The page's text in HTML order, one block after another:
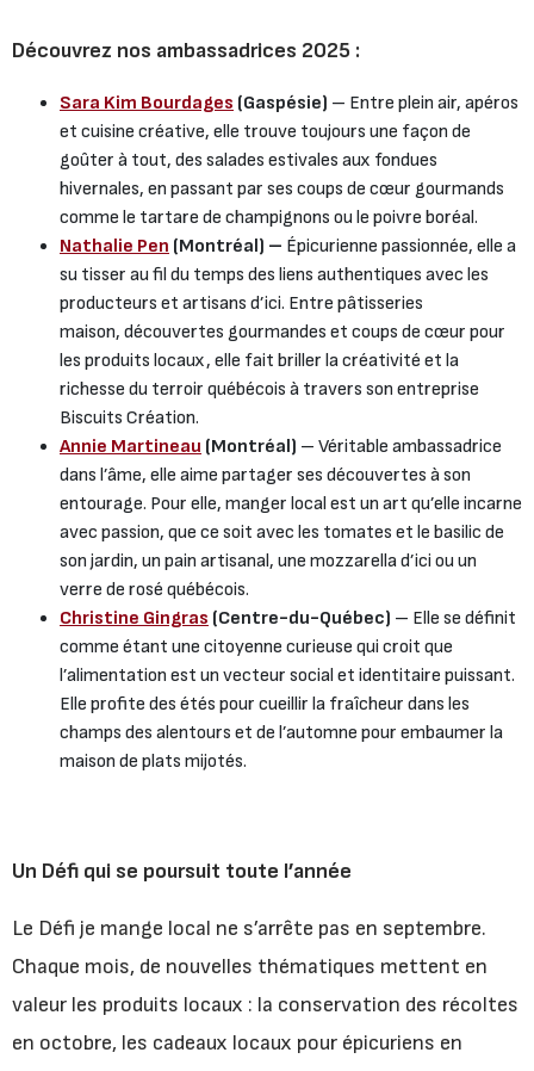
Découvrez nos ambassadrices 2025 :
Sara Kim Bourdages (Gaspésie) – Entre plein air, apéros
et cuisine créative, elle trouve toujours une façon de
goûter à tout, des salades estivales aux fondues
hivernales, en passant par ses coups de cœur gourmands
comme le tartare de champignons ou le poivre boréal.
Nathalie Pen (Montréal) – Épicurienne passionnée, elle a
su tisser au fil du temps des liens authentiques avec les
producteurs et artisans d’ici. Entre pâtisseries
maison, découvertes gourmandes et coups de cœur pour
les produits locaux, elle fait briller la créativité et la
richesse du terroir québécois à travers son entreprise
Biscuits Création.
Annie Martineau (Montréal) – Véritable ambassadrice
dans l’âme, elle aime partager ses découvertes à son
entourage. Pour elle, manger local est un art qu’elle incarne
avec passion, que ce soit avec les tomates et le basilic de
son jardin, un pain artisanal, une mozzarella d’ici ou un
verre de rosé québécois.
Christine Gingras (Centre-du-Québec) – Elle se définit
comme étant une citoyenne curieuse qui croit que
l’alimentation est un vecteur social et identitaire puissant.
Elle profite des étés pour cueillir la fraîcheur dans les
champs des alentours et de l’automne pour embaumer la
maison de plats mijotés.
Un Défi qui se poursuit toute l’année
Le Défi je mange local ne s’arrête pas en septembre.
Chaque mois, de nouvelles thématiques mettent en
valeur les produits locaux : la conservation des récoltes
en octobre, les cadeaux locaux pour épicuriens en